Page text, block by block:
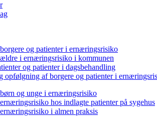
og patienter i ernæringsrisiko
i ernæringsrisiko i kommunen
og patienter i dagsbehandling
opfølgning af borgere og patienter i
og unge i ernæringsrisiko
hos indlagte patienter på sygehus
i almen praksis